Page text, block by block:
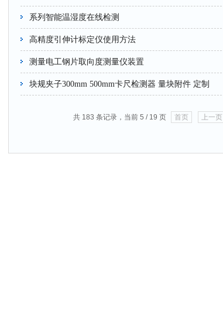
系列智能温湿度在线检测
高精度引伸计标定仪使用方法
测量电工钢片取向度测量仪装置
块规夹子300mm 500mm卡尺检测器 量块附件 定制
共 183 条记录，当前 5 / 19 页 首页 上一页